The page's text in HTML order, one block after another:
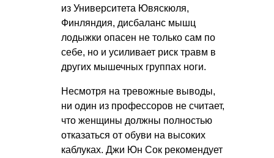
из Университета Ювяскюля,
Финляндия, дисбаланс мышц
лодыжки опасен не только сам по
себе, но и усиливает риск травм в
других мышечных группах ноги.
Несмотря на тревожные выводы,
ни один из профессоров не считает,
что женщины должны полностью
отказаться от обуви на высоких
каблуках. Джи Юн Сок рекомендует